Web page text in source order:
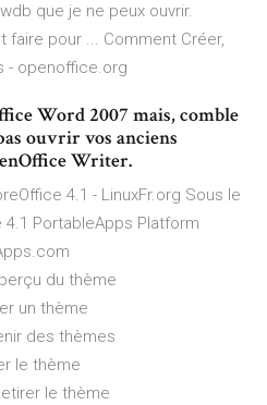
que je ne peux ouvrir.
pour ... Comment Créer,
- openoffice.org
Word 2007 mais, comble
ouvrir vos anciens
Writer.
4.1 - LinuxFr.org Sous le
PortableApps Platform
du thème
un thème
des thèmes
le thème
le thème